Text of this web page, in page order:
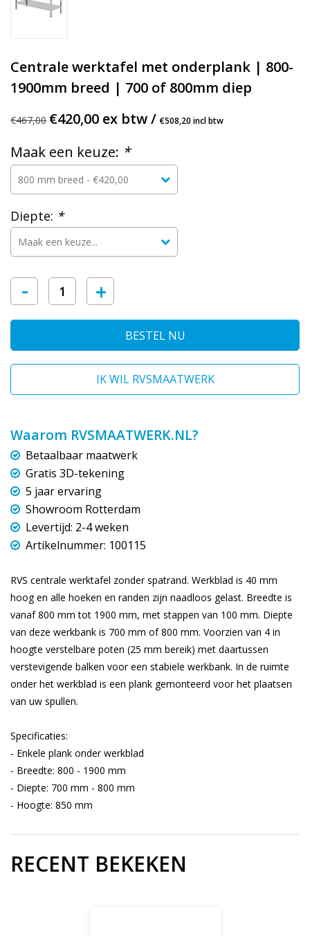
Centrale werktafel met onderplank | 800-
1900mm breed | 700 of 800mm diep
€467,00 €420,00 ex btw /€508,20 incl btw
Maak een keuze: *
Diepte: *
- +
BESTEL NU
IK WIL RVSMAATWERK
Waarom RVSMAATWERK.NL?
Betaalbaar maatwerk
Gratis 3D-tekening
5 jaar ervaring
Showroom Rotterdam
Levertijd: 2-4 weken
Artikelnummer: 100115
RVS centrale werktafel zonder spatrand. Werkblad is 40 mm
hoog en alle hoeken en randen zijn naadloos gelast. Breedte is
vanaf 800 mm tot 1900 mm, met stappen van 100 mm. Diepte
van deze werkbank is 700 mm of 800 mm. Voorzien van 4 in
hoogte verstelbare poten (25 mm bereik) met daartussen
verstevigende balken voor een stabiele werkbank. In de ruimte
onder het werkblad is een plank gemonteerd voor het plaatsen
van uw spullen.
Specificaties:
- Enkele plank onder werkblad
- Breedte: 800 - 1900 mm
- Diepte: 700 mm - 800 mm
- Hoogte: 850 mm
RECENT BEKEKEN